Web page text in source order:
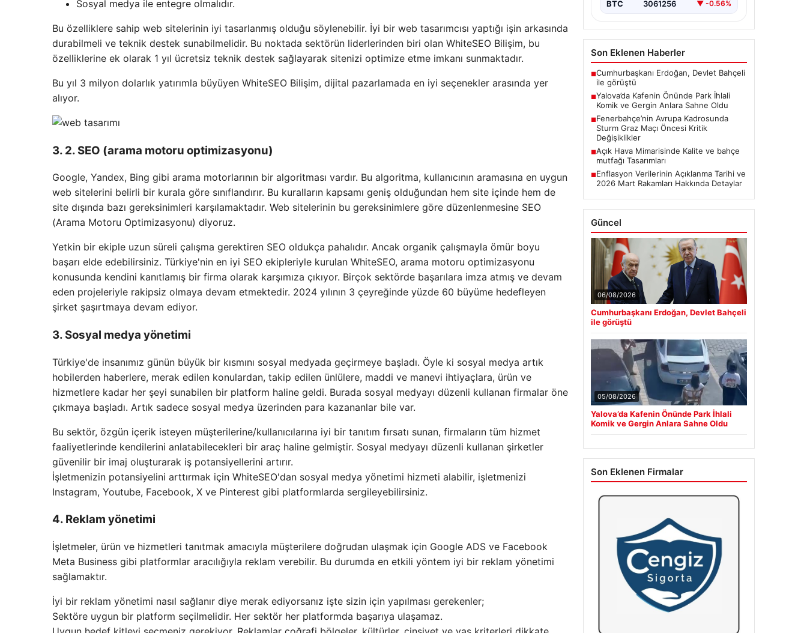
Sosyal medya ile entegre olmalıdır.
Bu özelliklere sahip web sitelerinin iyi tasarlanmış olduğu söylenebilir. İyi bir web tasarımcısı yaptığı işin arkasında
durabilmeli ve teknik destek sunabilmelidir. Bu noktada sektörün liderlerinden biri olan WhiteSEO Bilişim, bu
özelliklerine ek olarak 1 yıl ücretsiz teknik destek sağlayarak sitenizi optimize etme imkanı sunmaktadır.
Bu yıl 3 milyon dolarlık yatırımla büyüyen WhiteSEO Bilişim, dijital pazarlamada en iyi seçenekler arasında yer
alıyor.
3. 2. SEO (arama motoru optimizasyonu)
Google, Yandex, Bing gibi arama motorlarının bir algoritması vardır. Bu algoritma, kullanıcının aramasına en uygun
web sitelerini belirli bir kurala göre sınıflandırır. Bu kuralların kapsamı geniş olduğundan hem site içinde hem de
site dışında bazı gereksinimleri karşılamaktadır. Web sitelerinin bu gereksinimlere göre düzenlenmesine SEO
(Arama Motoru Optimizasyonu) diyoruz.
Yetkin bir ekiple uzun süreli çalışma gerektiren SEO oldukça pahalıdır. Ancak organik çalışmayla ömür boyu
başarı elde edebilirsiniz. Türkiye'nin en iyi SEO ekipleriyle kurulan WhiteSEO, arama motoru optimizasyonu
konusunda kendini kanıtlamış bir firma olarak karşımıza çıkıyor. Birçok sektörde başarılara imza atmış ve devam
eden projeleriyle rakipsiz olmaya devam etmektedir. 2024 yılının 3 çeyreğinde yüzde 60 büyüme hedefleyen
şirket şaşırtmaya devam ediyor.
3. Sosyal medya yönetimi
Türkiye'de insanımız günün büyük bir kısmını sosyal medyada geçirmeye başladı. Öyle ki sosyal medya artık
hobilerden haberlere, merak edilen konulardan, takip edilen ünlülere, maddi ve manevi ihtiyaçlara, ürün ve
hizmetlere kadar her şeyi sunabilen bir platform haline geldi. Burada sosyal medyayı düzenli kullanan firmalar öne
çıkmaya başladı. Artık sadece sosyal medya üzerinden para kazananlar bile var.
Bu sektör, özgün içerik isteyen müşterilerine/kullanıcılarına iyi bir tanıtım fırsatı sunan, firmaların tüm hizmet
faaliyetlerinde kendilerini anlatabilecekleri bir araç haline gelmiştir. Sosyal medyayı düzenli kullanan şirketler
güvenilir bir imaj oluşturarak iş potansiyellerini artırır.
İşletmenizin potansiyelini arttırmak için WhiteSEO'dan sosyal medya yönetimi hizmeti alabilir, işletmenizi
Instagram, Youtube, Facebook, X ve Pinterest gibi platformlarda sergileyebilirsiniz.
4. Reklam yönetimi
İşletmeler, ürün ve hizmetleri tanıtmak amacıyla müşterilere doğrudan ulaşmak için Google ADS ve Facebook
Meta Business gibi platformlar aracılığıyla reklam verebilir. Bu durumda en etkili yöntem iyi bir reklam yönetimi
sağlamaktır.
İyi bir reklam yönetimi nasıl sağlanır diye merak ediyorsanız işte sizin için yapılması gerekenler;
Sektöre uygun bir platform seçilmelidir. Her sektör her platformda başarıya ulaşamaz.
BTC 3061256 ▼ -0.56%
Son Eklenen Haberler
■Cumhurbaşkanı Erdoğan, Devlet Bahçeli
ile görüştü
■Yalova’da Kafenin Önünde Park İhlali
Komik ve Gergin Anlara Sahne Oldu
■Fenerbahçe’nin Avrupa Kadrosunda
Sturm Graz Maçı Öncesi Kritik
Değişiklikler
■Açık Hava Mimarisinde Kalite ve bahçe
mutfağı Tasarımları
■Enflasyon Verilerinin Açıklanma Tarihi ve
2026 Mart Rakamları Hakkında Detaylar
Güncel
06/08/2026
Cumhurbaşkanı Erdoğan, Devlet Bahçeli
ile görüştü
05/08/2026
Yalova’da Kafenin Önünde Park İhlali
Komik ve Gergin Anlara Sahne Oldu
Son Eklenen Firmalar